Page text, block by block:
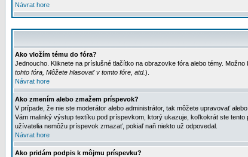
Návrat hore
Ako vložím tému do fóra?
Jednoucho. Kliknete na príslušné tlačítko na obrazovke fóra alebo témy.
tohto fóra, Môžete hlasovať v tomto fóre, atd.).
Návrat hore
Ako zmením alebo zmažem príspevok?
V prípade, že nie ste moderátor alebo administrátor, tak môžete upravovať
Vám malinký výstup textíku pod príspevkom, ktorý ukazuje, koľkokrát ste
užívatelia nemôžu príspevok zmazať, pokiaľ naň niekto už odpovedal.
Návrat hore
Ako pridám podpis k môjmu príspevku?